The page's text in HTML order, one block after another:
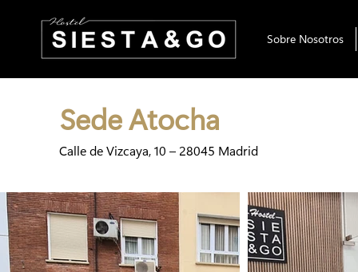
Sobre Nosotros
Sede Atocha
Calle de Vizcaya, 10 – 28045 Madrid